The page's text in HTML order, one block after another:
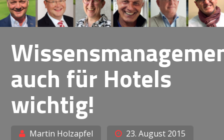
auch für Hotels
wichtig!
Martin Holzapfel
23. August 2015